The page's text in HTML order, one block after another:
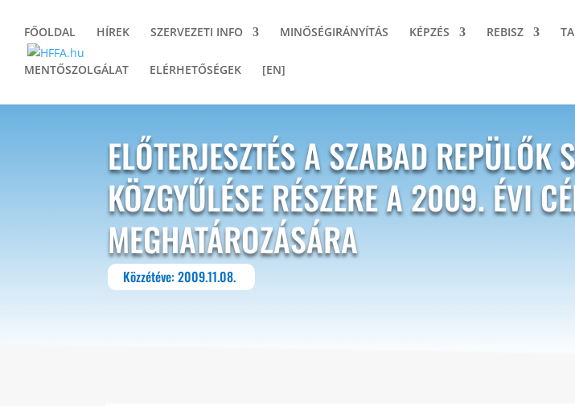
FŐOLDAL HÍREK SZERVEZETI INFO MINŐSÉGIRÁNYÍTÁS KÉPZÉS REBISZ
MENTŐSZOLGÁLAT ELÉRHETŐSÉGEK [EN]
ELŐTERJESZTÉS A SZABAD
KÖZGYŰLÉSE RÉSZÉRE A 2009. ÉVI
MEGHATÁROZÁSÁRA
Közzétéve: 2009.11.08.